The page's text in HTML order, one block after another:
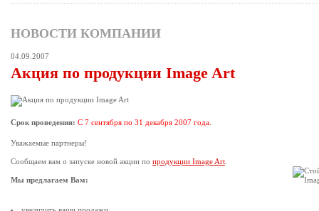
НОВОСТИ КОМПАНИИ
04.09.2007
Акция по продукции Image Art
Срок проведения: C 7 сентября по 31 декабря 2007 года.
Уважаемые партнеры!
Сообщаем вам о запуске новой акции по продукции Image Art
Мы предлагаем Вам: